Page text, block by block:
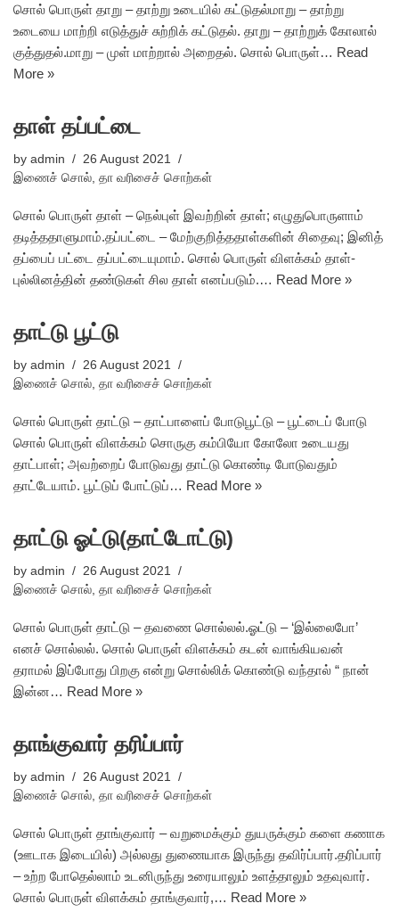
சொல் பொருள் தாறு – தாற்று உடையில் கட்டுதல்மாறு – தாற்று
உடையை மாற்றி எடுத்துச் சுற்றிக் கட்டுதல். தாறு – தாற்றுக் கோலால்
குத்துதல்.மாறு – முள் மாற்றால் அறைதல். சொல் பொருள்… Read
More »
தாள் தப்பட்டை
by admin
26 August 2021
இணைச் சொல் தா வரிசைச் சொற்கள்
சொல் பொருள் தாள் – நெல்புள் இவற்றின் தாள்; எழுதுபொருளாம்
தடித்ததாளுமாம்.தப்பட்டை – மேற்குறித்ததாள்களின் சிதைவு; இனித்
தப்பைப் பட்டை தப்பட்டையுமாம். சொல் பொருள் விளக்கம் தாள்-
புல்லினத்தின் தண்டுகள் சில தாள் எனப்படும்.… Read More »
தாட்டு பூட்டு
by admin
26 August 2021
இணைச் சொல் தா வரிசைச் சொற்கள்
சொல் பொருள் தாட்டு – தாட்பாளைப் போடுபூட்டு – பூட்டைப் போடு
சொல் பொருள் விளக்கம் சொருகு கம்பியோ கோலோ உடையது
தாட்பாள்; அவற்றைப் போடுவது தாட்டு கொண்டி போடுவதும்
தாட்டேயாம். பூட்டுப் போட்டுப்… Read More »
தாட்டு ஓட்டு(தாட்டோட்டு)
by admin
26 August 2021
இணைச் சொல் தா வரிசைச் சொற்கள்
சொல் பொருள் தாட்டு – தவணை சொல்லல்.ஓட்டு – ‘இல்லைபோ’
எனச் சொல்லல். சொல் பொருள் விளக்கம் கடன் வாங்கியவன்
தராமல் இப்போது பிறகு என்று சொல்லிக் கொண்டு வந்தால் “ நான்
இன்ன… Read More »
தாங்குவார் தரிப்பார்
by admin
26 August 2021
இணைச் சொல் தா வரிசைச் சொற்கள்
சொல் பொருள் தாங்குவார் – வறுமைக்கும் துயருக்கும் களை கணாக
(ஊடாக இடையில்) அல்லது துணையாக இருந்து தவிர்ப்பார்.தரிப்பார்
– உற்ற போதெல்லாம் உடனிருந்து உரையாலும் உளத்தாலும் உதவுவார்.
சொல் பொருள் விளக்கம் தாங்குவார்,… Read More »